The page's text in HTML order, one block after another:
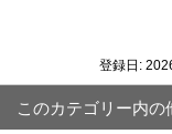
登録日:
このカテゴリー内の